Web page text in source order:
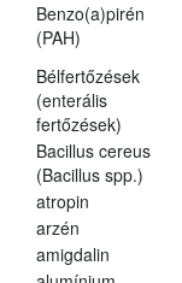
Benzo(a)pirén
(PAH)
Bélfertőzések
(enterális
fertőzések)
Bacillus cereus
(Bacillus spp.)
atropin
arzén
amigdalin